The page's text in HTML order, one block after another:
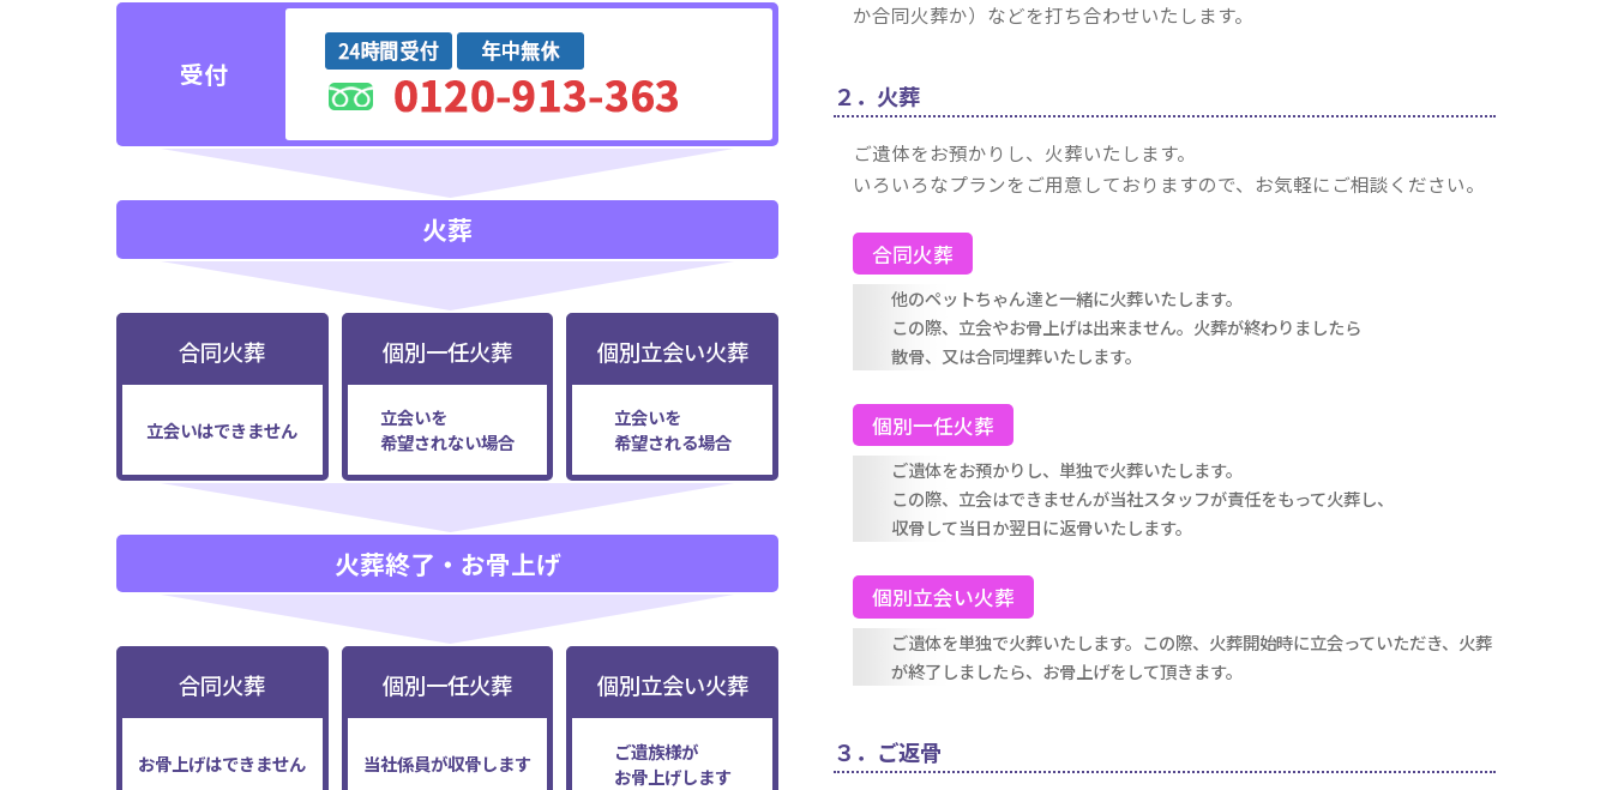
受付
火葬
合同火葬
立会いはできません
個別一任火葬
立会いを
希望されない場合
個別立会い火葬
立会いを
希望される場合
火葬終了・お骨上げ
合同火葬
お骨上げはできません
個別一任火葬
当社係員が収骨します
個別立会い火葬
ご遺族様が
お骨上げします
か合同火葬か）などを打ち合わせいたします。
２．火葬
ご遺体をお預かりし、火葬いたします。
いろいろなプランをご用意しておりますので、お気軽にご相談ください。
合同火葬
他のペットちゃん達と一緒に火葬いたします。
この際、立会やお骨上げは出来ません。火葬が終わりましたら
散骨、又は合同埋葬いたします。
個別一任火葬
ご遺体をお預かりし、単独で火葬いたします。
この際、立会はできませんが当社スタッフが責任をもって火葬し、
収骨して当日か翌日に返骨いたします。
個別立会い火葬
ご遺体を単独で火葬いたします。この際、火葬開始時に立会っていただき、火葬
が終了しましたら、お骨上げをして頂きます。
３．ご返骨